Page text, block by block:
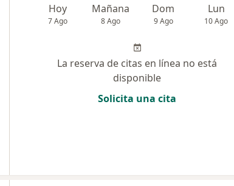
Hoy
7 Ago
Mañana
8 Ago
Dom
9 Ago
Lun
10 Ago
La reserva de citas en línea no está
disponible
Solicita una cita